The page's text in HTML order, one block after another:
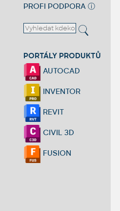
PROFI PODPORA ⓘ
PORTÁLY PRODUKTŮ
AUTOCAD
INVENTOR
REVIT
CIVIL 3D
FUSION